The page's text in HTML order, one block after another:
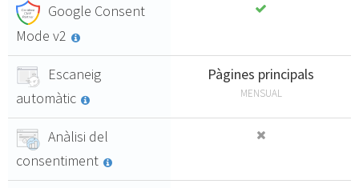
Google Consent
Mode v2
Escaneig
automàtic
Pàgines principals
MENSUAL
Anàlisi del
consentiment